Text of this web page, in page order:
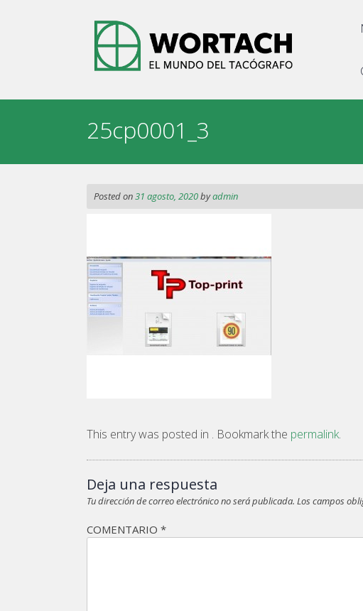
25cp0001_3
Posted on31 agosto, 2020byadmin
This entry was posted in . Bookmark the permalink.
Deja una respuesta
Tu dirección de correo electrónico no será publicada. Los campos
COMENTARIO *